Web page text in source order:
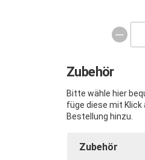
Zubehör
Bitte wähle hier
füge diese mit Klick
Bestellung hinzu.
Zubehör